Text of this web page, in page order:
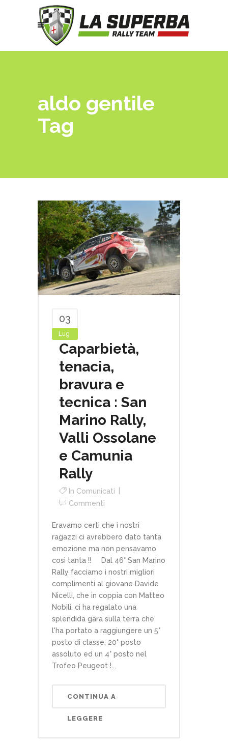
aldo gentile
Tag
03
Lug
Caparbietà,
tenacia,
bravura e
tecnica : San
Marino Rally,
Valli Ossolane
e Camunia
Rally
In Comunicati
Commenti
Eravamo certi che i nostri
ragazzi ci avrebbero dato tanta
emozione ma non pensavamo
così tanta !! Dal 46° San Marino
Rally facciamo i nostri migliori
complimenti al giovane Davide
Nicelli, che in coppia con Matteo
Nobili, ci ha regalato una
splendida gara sulla terra che
l'ha portato a raggiungere un 5°
posto di classe, 20° posto
assoluto ed un 4° posto nel
Trofeo Peugeot !...
CONTINUA A
LEGGERE